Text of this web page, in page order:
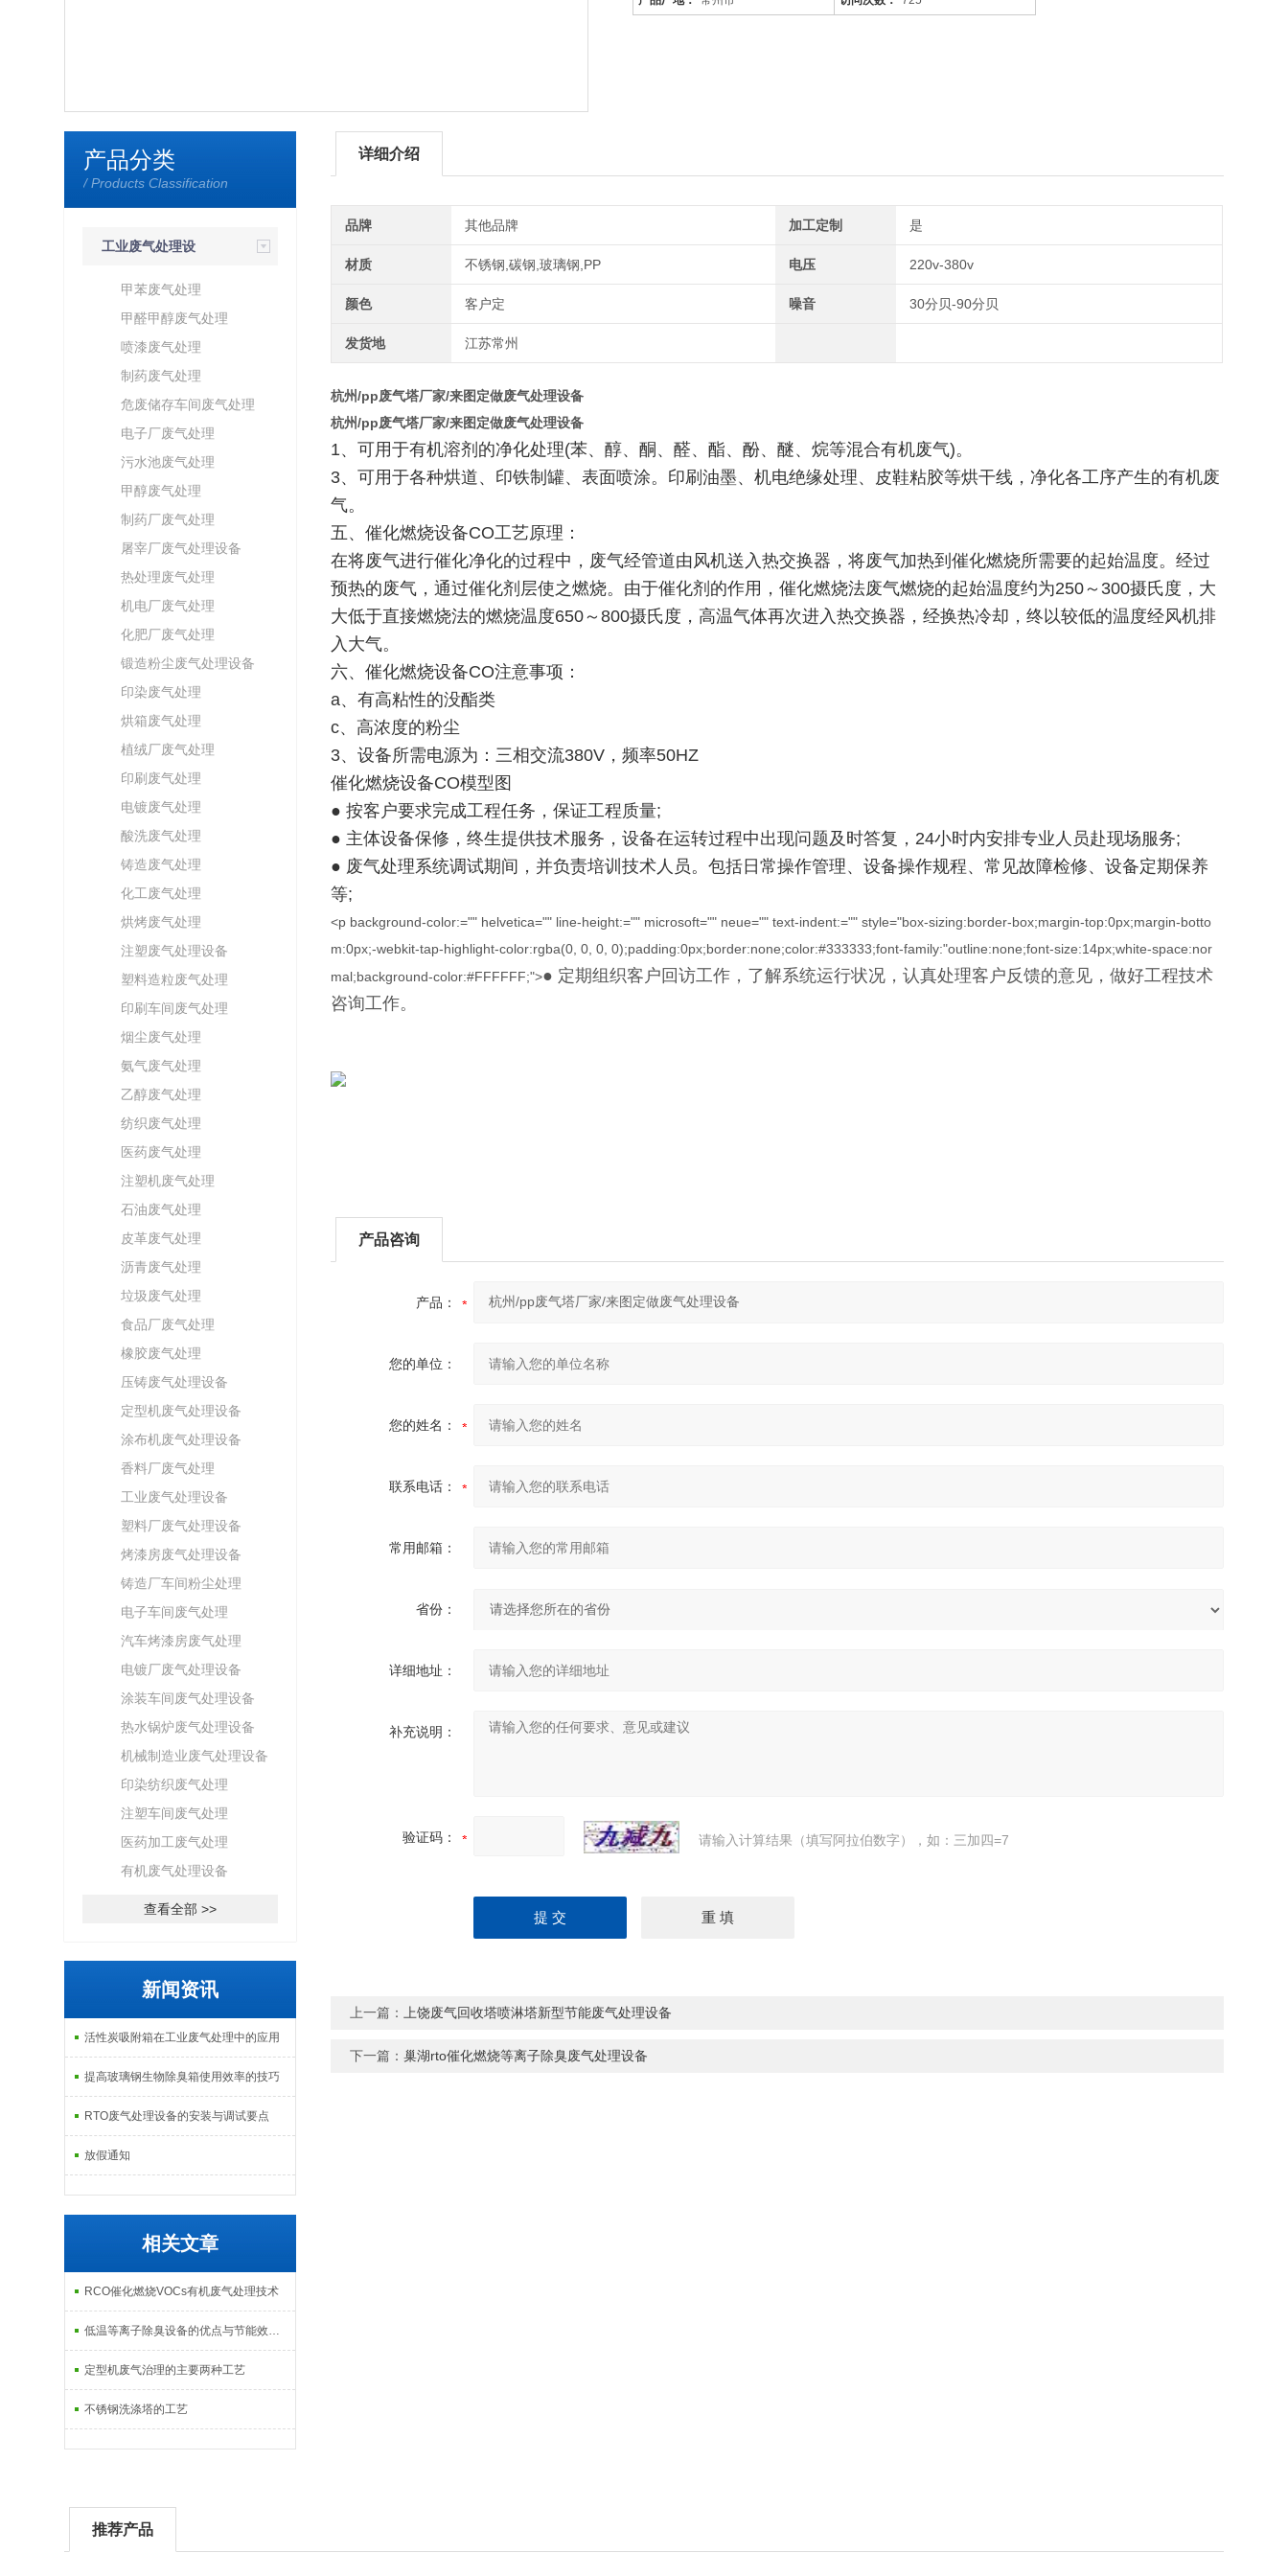
产品分类
/ Products Classification
工业废气处理设
甲苯废气处理
甲醛甲醇废气处理
喷漆废气处理
制药废气处理
危废储存车间废气处理
电子厂废气处理
污水池废气处理
甲醇废气处理
制药厂废气处理
屠宰厂废气处理设备
热处理废气处理
机电厂废气处理
化肥厂废气处理
锻造粉尘废气处理设备
印染废气处理
烘箱废气处理
植绒厂废气处理
印刷废气处理
电镀废气处理
酸洗废气处理
铸造废气处理
化工废气处理
烘烤废气处理
注塑废气处理设备
塑料造粒废气处理
印刷车间废气处理
烟尘废气处理
氨气废气处理
乙醇废气处理
纺织废气处理
医药废气处理
注塑机废气处理
石油废气处理
皮革废气处理
沥青废气处理
垃圾废气处理
食品厂废气处理
橡胶废气处理
压铸废气处理设备
定型机废气处理设备
涂布机废气处理设备
香料厂废气处理
工业废气处理设备
塑料厂废气处理设备
烤漆房废气处理设备
铸造厂车间粉尘处理
电子车间废气处理
汽车烤漆房废气处理
电镀厂废气处理设备
涂装车间废气处理设备
热水锅炉废气处理设备
机械制造业废气处理设备
印染纺织废气处理
注塑车间废气处理
医药加工废气处理
有机废气处理设备
查看全部 >>
新闻资讯
活性炭吸附箱在工业废气处理中的应用
提高玻璃钢生物除臭箱使用效率的技巧
RTO废气处理设备的安装与调试要点
放假通知
相关文章
RCO催化燃烧VOCs有机废气处理技术
低温等离子除臭设备的优点与节能效果分析
定型机废气治理的主要两种工艺
不锈钢洗涤塔的工艺
详细介绍
品牌 其他品牌 加工定制 是
材质 不锈钢,碳钢,玻璃钢,PP 电压 220v-380v
颜色 客户定 噪音 30分贝-90分贝
发货地 江苏常州
杭州/pp废气塔厂家/来图定做废气处理设备
杭州/pp废气塔厂家/来图定做废气处理设备
1、可用于有机溶剂的净化处理(苯、醇、酮、醛、酯、酚、醚、烷等混合有机废气)。
3、可用于各种烘道、印铁制罐、表面喷涂。印刷油墨、机电绝缘处理、皮鞋粘胶等烘干线，净化各工序产生的有机废
气。
五、催化燃烧设备CO工艺原理：
在将废气进行催化净化的过程中，废气经管道由风机送入热交换器，将废气加热到催化燃烧所需要的起始温度。经过
预热的废气，通过催化剂层使之燃烧。由于催化剂的作用，催化燃烧法废气燃烧的起始温度约为250～300摄氏度，大
大低于直接燃烧法的燃烧温度650～800摄氏度，高温气体再次进入热交换器，经换热冷却，终以较低的温度经风机排
入大气。
六、催化燃烧设备CO注意事项：
a、有高粘性的没酯类
c、高浓度的粉尘
3、设备所需电源为：三相交流380V，频率50HZ
催化燃烧设备CO模型图
● 按客户要求完成工程任务，保证工程质量;
● 主体设备保修，终生提供技术服务，设备在运转过程中出现问题及时答复，24小时内安排专业人员赴现场服务;
● 废气处理系统调试期间，并负责培训技术人员。包括日常操作管理、设备操作规程、常见故障检修、设备定期保养
等;
<p background-color:="" helvetica="" line-height:="" microsoft="" neue="" text-indent:="" style="box-sizing:border-box;margin-top:0px;margin-botto
m:0px;-webkit-tap-highlight-color:rgba(0, 0, 0, 0);padding:0px;border:none;color:#333333;font-family:"outline:none;font-size:14px;white-space:nor
mal;background-color:#FFFFFF;">● 定期组织客户回访工作，了解系统运行状况，认真处理客户反馈的意见，做好工程技术
咨询工作。
产品咨询
产品：
您的单位：
您的姓名：
联系电话：
常用邮箱：
省份：
详细地址：
补充说明：
验证码： 请输入计算结果（填写阿拉伯数字），如：三加四=7
上一篇： 上饶废气回收塔喷淋塔新型节能废气处理设备
下一篇：巢湖rto催化燃烧等离子除臭废气处理设备
推荐产品